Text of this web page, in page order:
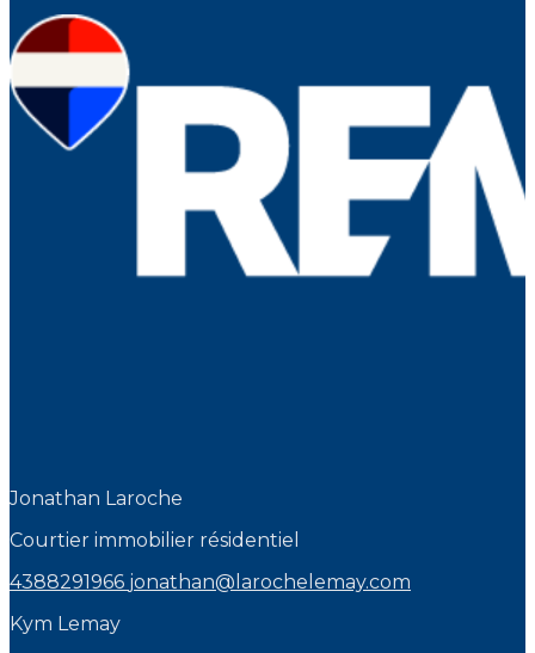
Jonathan Laroche
Courtier immobilier résidentiel
4388291966 jonathan@larochelemay.com
Kym Lemay